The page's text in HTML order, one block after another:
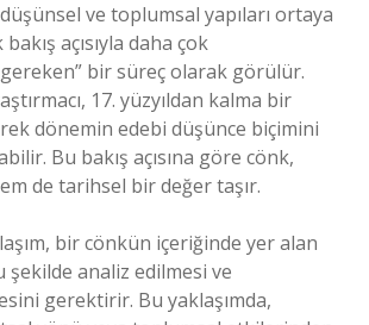
ve toplumsal yapıları ortaya
açısıyla daha çok
bir süreç olarak görülür.
17. yüzyıldan kalma bir
dönemin edebi düşünce biçimini
Bu bakış açısına göre cönk,
de tarihsel bir değer taşır.
bir cönkün içeriğinde yer alan
analiz edilmesi ve
gerektirir. Bu yaklaşımda,